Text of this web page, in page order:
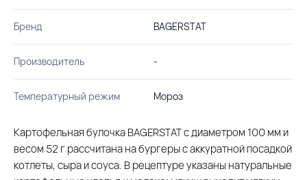
Бренд BAGERSTAT
Производитель -
Температурный режим Мороз
Картофельная булочка BAGERSTAT с диаметром 100 мм и
весом 52 г рассчитана на бургеры с аккуратной посадкой
котлеты, сыра и соуса. В рецептуре указаны натуральные